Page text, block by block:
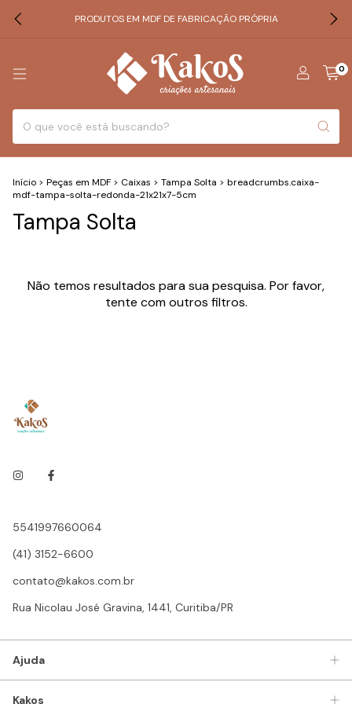
PRODUTOS EM MDF DE FABRICAÇÃO PRÓPRIA
0
Início > Peças em MDF > Caixas > Tampa Solta > breadcrumbs.caixa-
mdf-tampa-solta-redonda-21x21x7-5cm
Tampa Solta
Não temos resultados para sua pesquisa. Por favor,
tente com outros filtros.
5541997660064
(41) 3152-6600
contato@kakos.com.br
Rua Nicolau José Gravina, 1441, Curitiba/PR
Ajuda
Kakos